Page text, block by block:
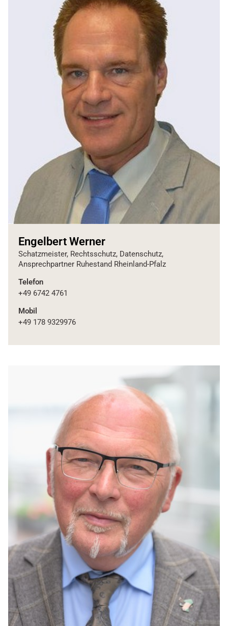
Engelbert Werner
Schatzmeister, Rechtsschutz, Datenschutz,
Ansprechpartner Ruhestand Rheinland-Pfalz
Telefon
+49 6742 4761
Mobil
+49 178 9329976